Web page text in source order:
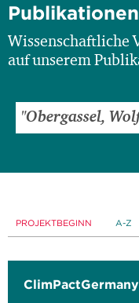
Publikationen
Wissenschaftliche
auf unserem
PROJEKTBEGINN A-Z
ClimPactGermany